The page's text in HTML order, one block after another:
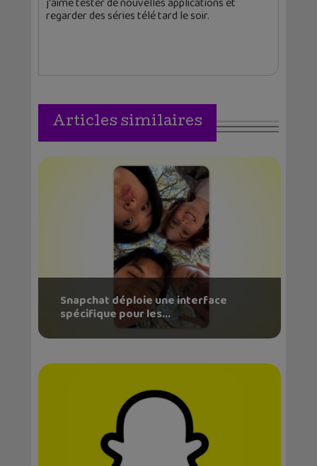
regarder des séries télé tard le soir.
Articles similaires
Snapchat déploie une interface
spécifique pour les...